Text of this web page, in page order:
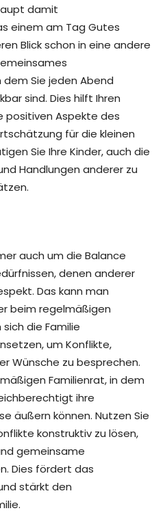
damit
einem am Tag Gutes
Blick schon in eine andere
Sie jeden Abend
sind. Dies hilft Ihren
positiven Aspekte des
für die kleinen
Sie Ihre Kinder, auch die
Handlungen anderer zu
auch um die Balance
denen anderer
Das kann man
beim regelmäßigen
die Familie
um Konflikte,
Wünsche zu besprechen.
Familienrat, in dem
ihre
äußern können. Nutzen Sie
konstruktiv zu lösen,
gemeinsame
Dies fördert das
stärkt den